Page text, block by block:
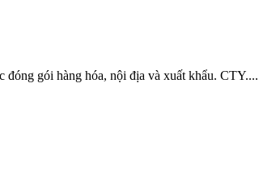
gói hàng hóa, nội địa và xuất khẩu.